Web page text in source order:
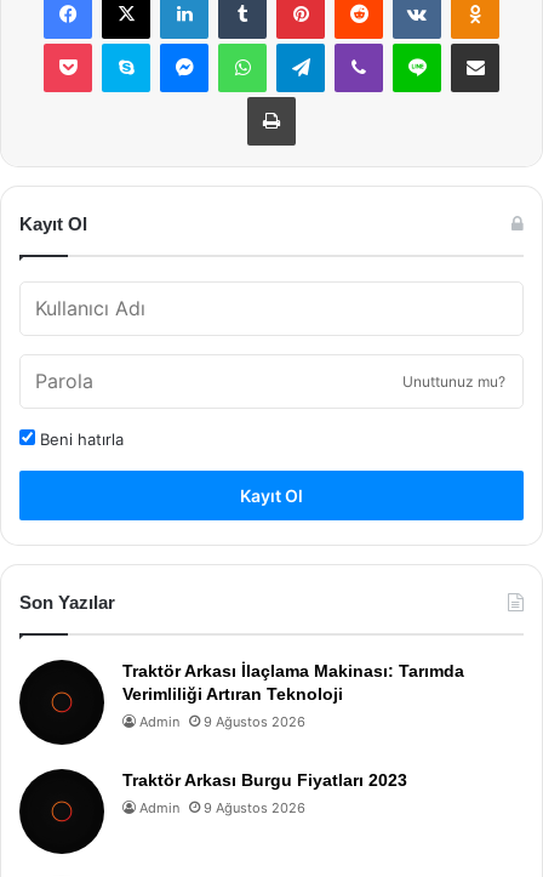
Pocket Skype MessengerWhatsAppTelegramViber Line E-Posta ile
Yazdır
Kayıt Ol
Unuttunuz mu?
Beni hatırla
Kayıt Ol
Son Yazılar
Traktör Arkası İlaçlama Makinası: Tarımda
Verimliliği Artıran Teknoloji
Admin 9 Ağustos 2026
Traktör Arkası Burgu Fiyatları 2023
Admin 9 Ağustos 2026